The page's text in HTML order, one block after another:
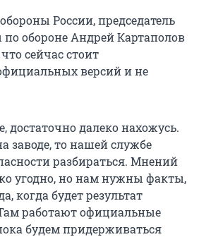
России, председатель
обороне Андрей Картаполов
сейчас стоит
версий и не
достаточно далеко нахожусь.
заводе, то нашей службе
разбираться. Мнений
угодно, но нам нужны факты,
когда будет результат
работают официальные
будем придерживаться